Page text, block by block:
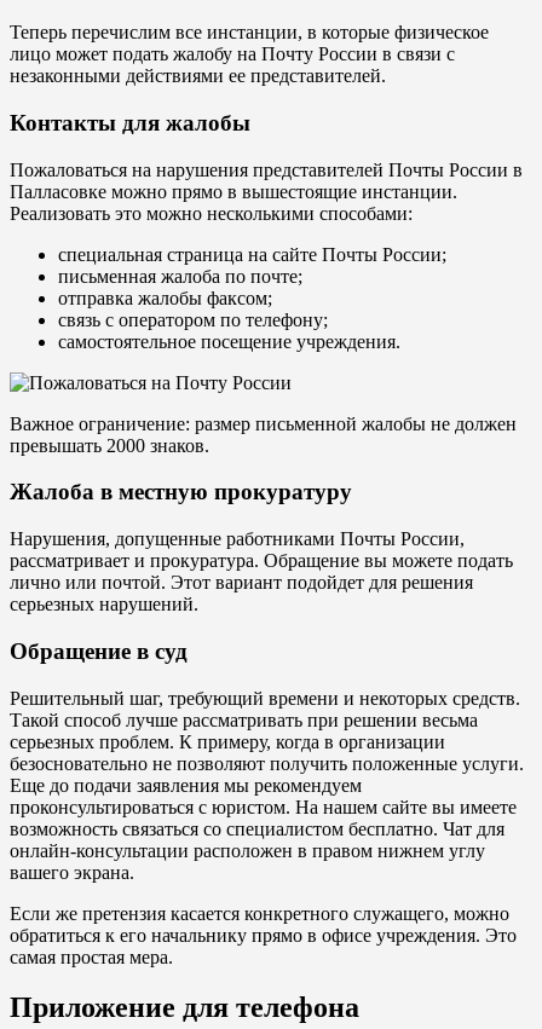
Теперь перечислим все инстанции, в которые физическое
лицо может подать жалобу на Почту России в связи с
незаконными действиями ее представителей.
Контакты для жалобы
Пожаловаться на нарушения представителей Почты России в
Палласовке можно прямо в вышестоящие инстанции.
Реализовать это можно несколькими способами:
специальная страница на сайте Почты России;
письменная жалоба по почте;
отправка жалобы факсом;
связь с оператором по телефону;
самостоятельное посещение учреждения.
Важное ограничение: размер письменной жалобы не должен
превышать 2000 знаков.
Жалоба в местную прокуратуру
Нарушения, допущенные работниками Почты России,
рассматривает и прокуратура. Обращение вы можете подать
лично или почтой. Этот вариант подойдет для решения
серьезных нарушений.
Обращение в суд
Решительный шаг, требующий времени и некоторых средств.
Такой способ лучше рассматривать при решении весьма
серьезных проблем. К примеру, когда в организации
безосновательно не позволяют получить положенные услуги.
Еще до подачи заявления мы рекомендуем
проконсультироваться с юристом. На нашем сайте вы имеете
возможность связаться со специалистом бесплатно. Чат для
онлайн-консультации расположен в правом нижнем углу
вашего экрана.
Если же претензия касается конкретного служащего, можно
обратиться к его начальнику прямо в офисе учреждения. Это
самая простая мера.
Приложение для телефона